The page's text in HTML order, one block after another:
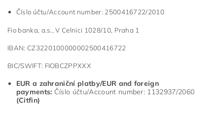
Číslo účtu/Account number: 2500416722/2010
Fio banka, a.s., V Celnici 1028/10, Praha 1
IBAN: CZ3220100000002500416722
BIC/SWIFT: FIOBCZPPXXX
EUR a zahraniční platby/EUR and foreign
payments: Číslo účtu/Account number: 1132937/2060
(Citfin)